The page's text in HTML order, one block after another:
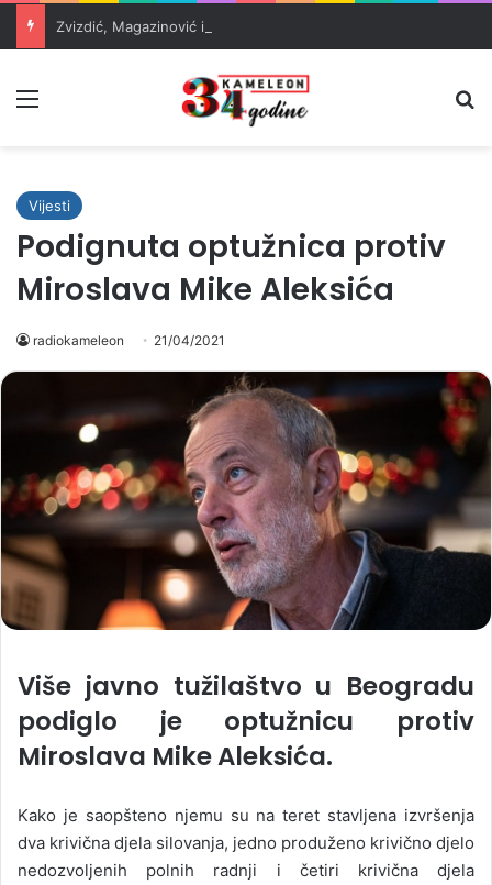
Vijesti
Podignuta optužnica protiv
Miroslava Mike Aleksića
radiokameleon 21/04/2021
Više javno tužilaštvo u Beogradu
podiglo je optužnicu protiv
Miroslava Mike Aleksića.
Kako je saopšteno njemu su na teret stavljena izvršenja
dva krivična djela silovanja, jedno produženo krivično djelo
nedozvoljenih polnih radnji i četiri krivična djela